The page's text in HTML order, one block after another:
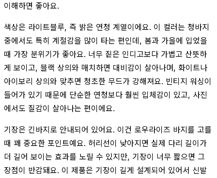
이해하면 좋아요.
색상은 라이트블루, 즉 밝은 연청 계열이에요. 이 컬러는 청바지
중에서도 특히 계절감을 많이 타는 편인데, 봄과 가을에 입었을
때 가장 분위기가 좋아요. 너무 짙은 인디고보다 가볍고 산뜻하
게 보이고, 블랙 상의와 매치하면 대비감이 살아나며, 화이트나
아이보리 상의와 맞추면 청초한 무드가 강해져요. 빈티지 워싱이
들어가 있기 때문에 단순한 연청보다 훨씬 입체감이 있고, 사진
에서도 질감이 살아나는 편이에요.
기장은 긴바지로 안내되어 있어요. 이건 로우라이즈 바지를 고를
때 꽤 중요한 포인트예요. 허리선이 낮아지면 실제 다리 길이가
더 길어 보이는 효과를 노릴 수 있지만, 기장이 너무 짧으면 그
장점이 반감돼요. 이 제품은 기장이 길게 설계되어 있어서 신발